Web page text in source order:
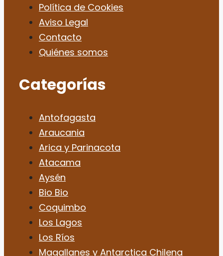
Política de Cookies
Aviso Legal
Contacto
Quiénes somos
Categorías
Antofagasta
Araucania
Arica y Parinacota
Atacama
Aysén
Bio Bio
Coquimbo
Los Lagos
Los Ríos
Magallanes y Antarctica Chilena